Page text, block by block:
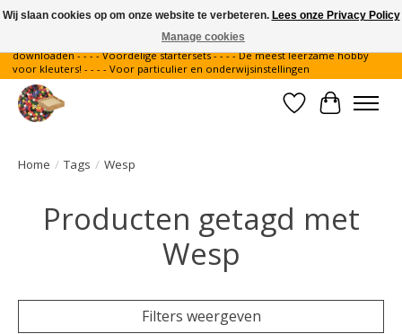
Gratis verzending binnen Nederland - - - - Legvoorbeelden gratis te
downloaden - - - - Voordelige startersets - - - - De meest leerzame hobby
voor kleuters! - - - - Voor particulier en onderwijsinstellingen
Verlanglijst
Home / Tags / Wesp
Producten getagd met
Wesp
Filters weergeven
Wij slaan cookies op om onze website te verbeteren. Lees onze Privacy Policy
Manage cookies